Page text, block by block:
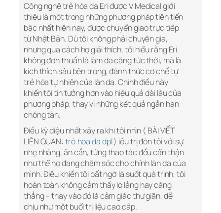
Công nghệ trẻ hóa da Eri được V Medical giới
thiệu là một trong những phương pháp tiên tiến
bậc nhất hiện nay, được chuyển giao trực tiếp
từ Nhật Bản. Dù tôi không phải chuyên gia,
nhưng qua cách họ giải thích, tôi hiểu rằng Eri
không đơn thuần là làm da căng tức thời, mà là
kích thích sâu bên trong, đánh thức cơ chế tự
trẻ hóa tự nhiên của làn da. Chính điều này
khiến tôi tin tưởng hơn vào hiệu quả dài lâu của
phương pháp, thay vì những kết quả ngắn hạn
chóng tàn.
Điều kỳ diệu nhất xảy ra khi tôi nhìn ( BÀI VIẾT
LIÊN QUAN: trẻ hóa da dpl) iều trị đón tôi với sự
nhẹ nhàng, ân cần, từng thao tác đều cẩn thận
như thể họ đang chăm sóc cho chính làn da của
mình. Điều khiến tôi bất ngờ là suốt quá trình, tôi
hoàn toàn không cảm thấy lo lắng hay căng
thẳng – thay vào đó là cảm giác thư giãn, dễ
chịu như một buổi trị liệu cao cấp.